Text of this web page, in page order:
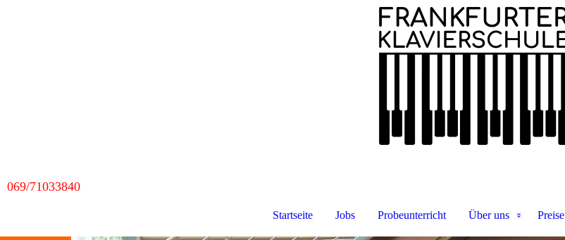
069/71033840
Startseite Jobs Probeunterricht Über uns Preise